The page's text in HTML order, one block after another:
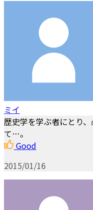
ミイ
歴史学を学ぶ者にとり
て…。
Good
2015/01/16